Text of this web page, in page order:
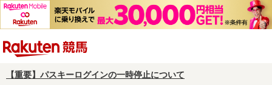
【重要】パスキーログインの一時停止について